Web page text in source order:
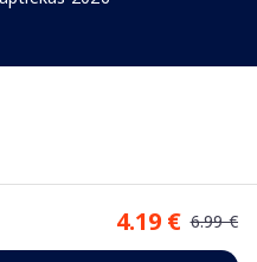
4.19 € 6.99 €